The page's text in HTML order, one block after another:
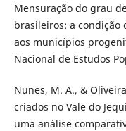
Mensuração do grau
brasileiros: a
aos municípios
Nacional de Estudos
Nunes, M. A., &
criados no Vale do
uma análise